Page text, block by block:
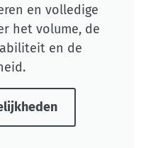
en volledige
het volume, de
en de